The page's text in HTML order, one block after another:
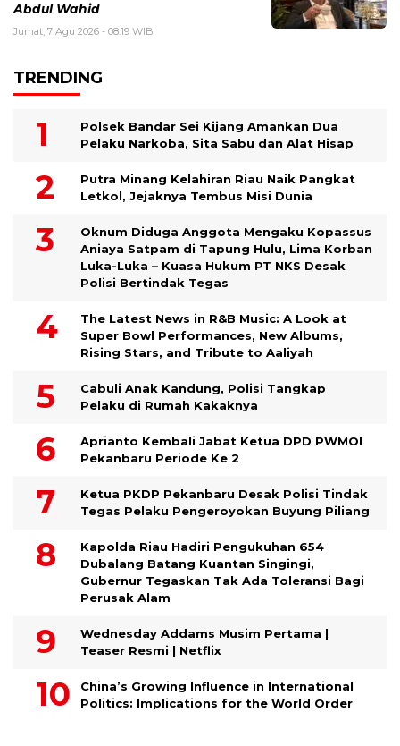
Abdul Wahid
Jumat, 7 Agu 2026 - 08:19 WIB
TRENDING
Polsek Bandar Sei Kijang Amankan Dua
Pelaku Narkoba, Sita Sabu dan Alat Hisap
Putra Minang Kelahiran Riau Naik Pangkat
Letkol, Jejaknya Tembus Misi Dunia
Oknum Diduga Anggota Mengaku Kopassus
Aniaya Satpam di Tapung Hulu, Lima Korban
Luka-Luka – Kuasa Hukum PT NKS Desak
Polisi Bertindak Tegas
The Latest News in R&B Music: A Look at
Super Bowl Performances, New Albums,
Rising Stars, and Tribute to Aaliyah
Cabuli Anak Kandung, Polisi Tangkap
Pelaku di Rumah Kakaknya
Aprianto Kembali Jabat Ketua DPD PWMOI
Pekanbaru Periode Ke 2
Ketua PKDP Pekanbaru Desak Polisi Tindak
Tegas Pelaku Pengeroyokan Buyung Piliang
Kapolda Riau Hadiri Pengukuhan 654
Dubalang Batang Kuantan Singingi,
Gubernur Tegaskan Tak Ada Toleransi Bagi
Perusak Alam
Wednesday Addams Musim Pertama |
Teaser Resmi | Netflix
China’s Growing Influence in International
Politics: Implications for the World Order